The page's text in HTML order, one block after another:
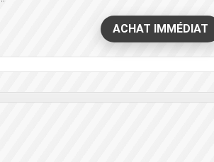
ACHAT IMMÉDIAT